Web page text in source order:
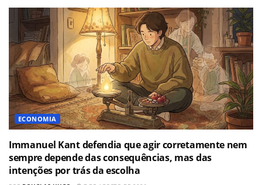
ECONOMIA
Immanuel Kant defendia que agir corretamente nem
sempre depende das consequências, mas das
intenções por trás da escolha